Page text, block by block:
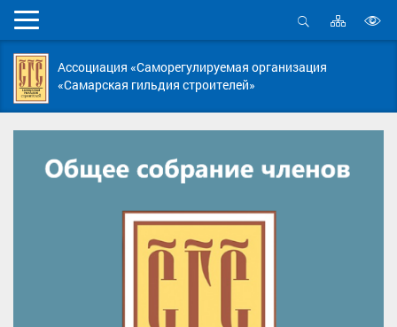
Мобильное
меню
Открыть
Карта
сайта
Ассоциация «Саморегулируемая организация
«Самарская гильдия строителей»